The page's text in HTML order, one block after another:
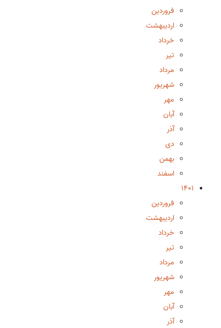
فروردین
اردیبهشت
خرداد
تیر
مرداد
شهریور
مهر
آبان
آذر
دی
بهمن
اسفند
1401
فروردین
اردیبهشت
خرداد
تیر
مرداد
شهریور
مهر
آبان
آذر